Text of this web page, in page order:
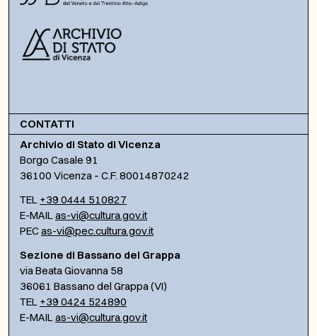
CONTATTI
Archivio di Stato di Vicenza
Borgo Casale 91
36100 Vicenza – C.F. 80014870242
TEL +39 0444 510827
E-MAILas-vi@cultura.gov.it
PECas-vi@pec.cultura.gov.it
Sezione di Bassano del Grappa
via Beata Giovanna 58
36061 Bassano del Grappa (VI)
TEL +39 0424 524890
E-MAILas-vi@cultura.gov.it